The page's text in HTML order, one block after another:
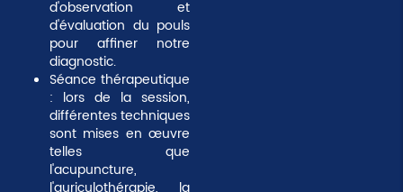
d'observation et
d'évaluation du pouls
pour affiner notre
diagnostic.
Séance thérapeutique
: lors de la session,
différentes techniques
sont mises en œuvre
telles que
l'acupuncture,